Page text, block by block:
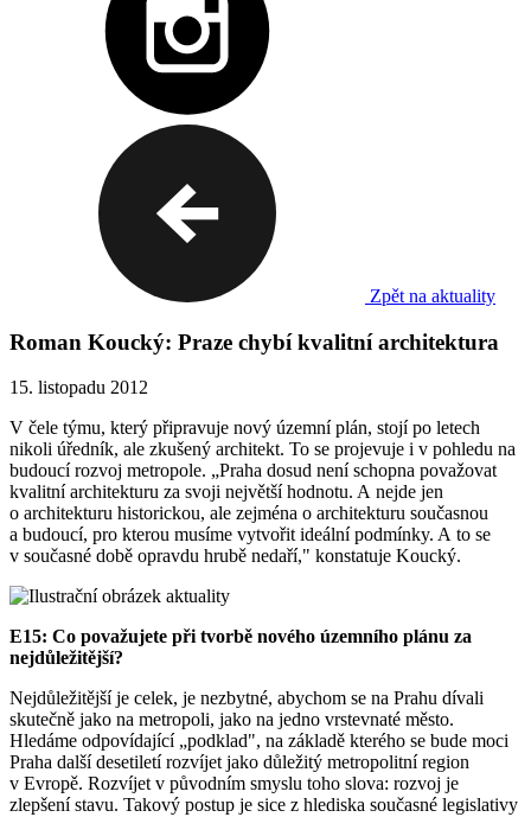
Zpět na aktuality
Roman Koucký: Praze chybí kvalitní architektura
15. listopadu 2012
V čele týmu, který připravuje nový územní plán, stojí po letech
nikoli úředník, ale zkušený architekt. To se projevuje i v pohledu na
budoucí rozvoj metropole. „Praha dosud není schopna považovat
kvalitní architekturu za svoji největší hodnotu. A nejde jen
o architekturu historickou, ale zejména o architekturu současnou
a budoucí, pro kterou musíme vytvořit ideální podmínky. A to se
v současné době opravdu hrubě nedaří," konstatuje Koucký.
E15: Co považujete při tvorbě nového územního plánu za
nejdůležitější?
Nejdůležitější je celek, je nezbytné, abychom se na Prahu dívali
skutečně jako na metropoli, jako na jedno vrstevnaté město.
Hledáme odpovídající „podklad", na základě kterého se bude moci
Praha další desetiletí rozvíjet jako důležitý metropolitní region
v Evropě. Rozvíjet v původním smyslu toho slova: rozvoj je
zlepšení stavu. Takový postup je sice z hlediska současné legislativy